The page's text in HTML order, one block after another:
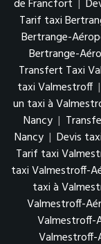
de Francfort |
Tarif taxi
Bertrange-
Bertrange-
Transfert Taxi
taxi Valmestroff |
un taxi à
Nancy |
Nancy | Devis
Tarif taxi
taxi Valmestroff-
taxi à
Valmestroff-
Valmestroff-
Valmestroff-